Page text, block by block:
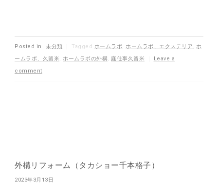
Posted in 未分類 Tagged ホームラボ, ホームラボ、エクステリア, ホ
ームラボ、久留米, ホームラボの外構, 庭仕事久留米
Leave a
comment
外構リフォーム（タカショー千本格子）
2023年3月13日